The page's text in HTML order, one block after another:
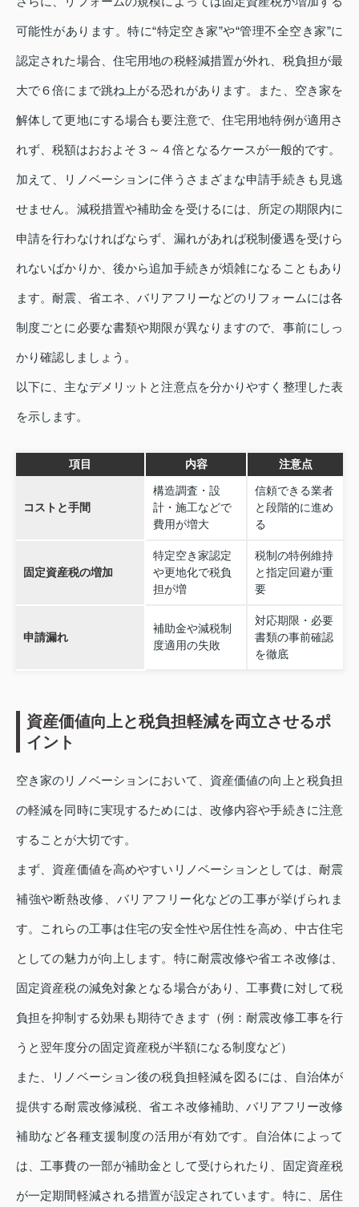
可能性があります。特に“特定空き家”や“管理不全空き家”に
認定された場合、住宅用地の税軽減措置が外れ、税負担が最
大で６倍にまで跳ね上がる恐れがあります。また、空き家を
解体して更地にする場合も要注意で、住宅用地特例が適用さ
れず、税額はおおよそ３～４倍となるケースが一般的です。
加えて、リノベーションに伴うさまざまな申請手続きも見逃
せません。減税措置や補助金を受けるには、所定の期限内に
申請を行わなければならず、漏れがあれば税制優遇を受けら
れないばかりか、後から追加手続きが煩雑になることもあり
ます。耐震、省エネ、バリアフリーなどのリフォームには各
制度ごとに必要な書類や期限が異なりますので、事前にしっ
かり確認しましょう。
以下に、主なデメリットと注意点を分かりやすく整理した表
を示します。
項目 内容 注意点
コストと手間
構造調査・設
計・施工などで
費用が増大
信頼できる業者
と段階的に進め
る
固定資産税の増加
特定空き家認定
や更地化で税負
担が増
税制の特例維持
と指定回避が重
要
申請漏れ
補助金や減税制
度適用の失敗
対応期限・必要
書類の事前確認
を徹底
資産価値向上と税負担軽減を両立させるポ
イント
空き家のリノベーションにおいて、資産価値の向上と税負担
の軽減を同時に実現するためには、改修内容や手続きに注意
することが大切です。
まず、資産価値を高めやすいリノベーションとしては、耐震
補強や断熱改修、バリアフリー化などの工事が挙げられま
す。これらの工事は住宅の安全性や居住性を高め、中古住宅
としての魅力が向上します。特に耐震改修や省エネ改修は、
固定資産税の減免対象となる場合があり、工事費に対して税
負担を抑制する効果も期待できます（例：耐震改修工事を行
うと翌年度分の固定資産税が半額になる制度など）
また、リノベーション後の税負担軽減を図るには、自治体が
提供する耐震改修減税、省エネ改修補助、バリアフリー改修
補助など各種支援制度の活用が有効です。自治体によって
は、工事費の一部が補助金として受けられたり、固定資産税
が一定期間軽減される措置が設定されています。特に、居住